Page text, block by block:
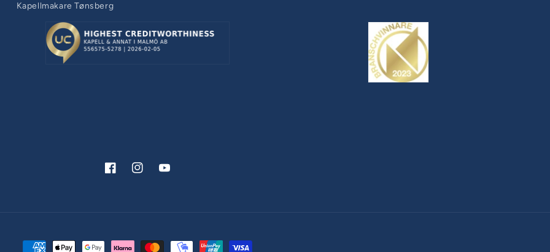
Kapellmakare Tønsberg
FacebookInstagramYouTube
Betalningsmetoder